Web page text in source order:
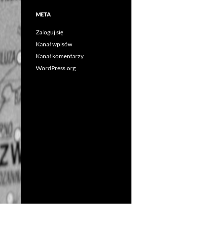
META
Zaloguj się
Kanał wpisów
Kanał komentarzy
WordPress.org